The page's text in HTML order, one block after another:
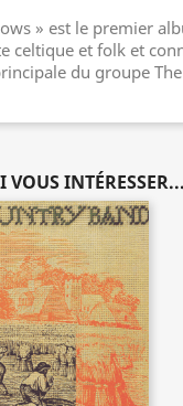
» est le premier
celtique et folk et
du groupe
VOUS INTÉRESSER...